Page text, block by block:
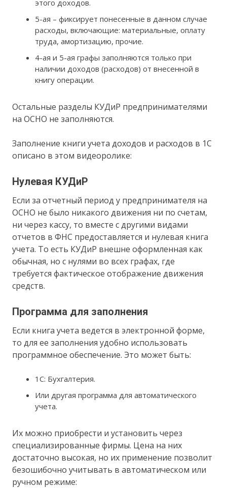
этого доходов.
5-ая – фиксирует понесенные в данном случае
расходы, включающие: материальные, оплату
труда, амортизацию, прочие.
4-ая и 5-ая графы заполняются только при
наличии доходов (расходов) от внесенной в
книгу операции.
Остальные разделы КУДиР предпринимателями
на ОСНО не заполняются.
Заполнение книги учета доходов и расходов в 1С
описано в этом видеоролике:
Нулевая КУДиР
Если за отчетный период у предпринимателя на
ОСНО не было никакого движения ни по счетам,
ни через кассу, то вместе с другими видами
отчетов в ФНС предоставляется и нулевая книга
учета. То есть КУДиР внешне оформленная как
обычная, но с нулями во всех графах, где
требуется фактическое отображение движения
средств.
Программа для заполнения
Если книга учета ведется в электронной форме,
то для ее заполнения удобно использовать
программное обеспечение. Это может быть:
1С: Бухгалтерия.
Или другая программа для автоматического
учета.
Их можно приобрести и установить через
специализированные фирмы. Цена на них
достаточно высокая, но их применение позволит
безошибочно учитывать в автоматическом или
ручном режиме: